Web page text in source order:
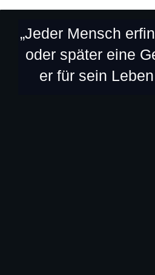
„Jeder Mensch
oder später eine
er für sein